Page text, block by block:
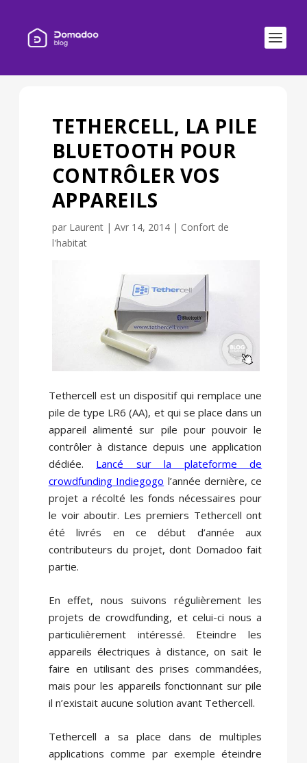
TETHERCELL, LA PILE
BLUETOOTH POUR
CONTRÔLER VOS
APPAREILS
par Laurent| Avr 14, 2014| Confort de
l'habitat
Tethercell est un dispositif qui remplace une
pile de type LR6 (AA), et qui se place dans un
appareil alimenté sur pile pour pouvoir le
contrôler à distance depuis une application
dédiée. Lancé sur la plateforme de
crowdfunding Indiegogo l’année dernière, ce
projet a récolté les fonds nécessaires pour
le voir aboutir. Les premiers Tethercell ont
été livrés en ce début d’année aux
contributeurs du projet, dont Domadoo fait
partie.
En effet, nous suivons régulièrement les
projets de crowdfunding, et celui-ci nous a
particulièrement intéressé. Eteindre les
appareils électriques à distance, on sait le
faire en utilisant des prises commandées,
mais pour les appareils fonctionnant sur pile
il n’existait aucune solution avant Tethercell.
Tethercell a sa place dans de multiples
applications comme par exemple éteindre